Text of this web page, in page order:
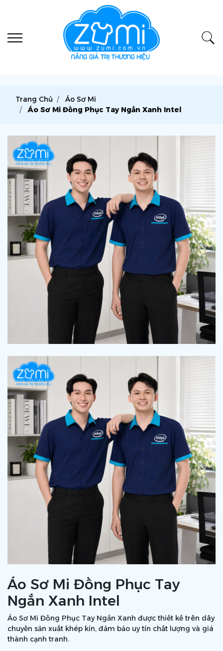
Trang Chủ
Áo Sơ Mi
Áo Sơ Mi Đồng Phục Tay Ngắn Xanh Intel
Áo Sơ Mi Đồng Phục Tay
Ngắn Xanh Intel
Áo Sơ Mi Đồng Phục Tay Ngắn Xanh được thiết kế trên dây
chuyền sản xuất khép kín, đảm bảo uy tín chất lượng và giá
thành cạnh tranh.